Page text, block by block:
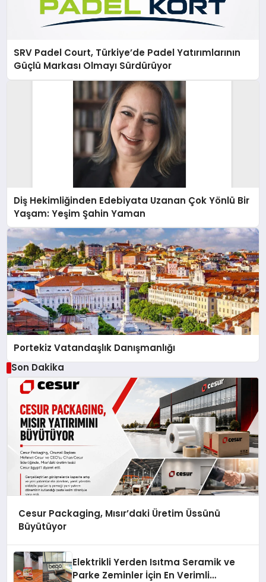
SRV Padel Court, Türkiye’de Padel Yatırımlarının
Güçlü Markası Olmayı Sürdürüyor
Diş Hekimliğinden Edebiyata Uzanan Çok Yönlü Bir
Yaşam: Yeşim Şahin Yaman
Portekiz Vatandaşlık Danışmanlığı
Son Dakika
Cesur Packaging, Mısır’daki Üretim Üssünü
Büyütüyor
Elektrikli Yerden Isıtma Seramik ve
Parke Zeminler İçin En Verimli